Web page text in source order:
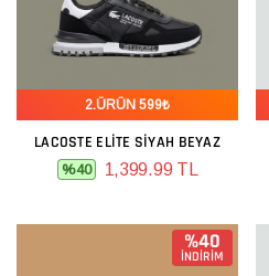
2.ÜRÜN 599₺
LACOSTE ELITE SIYAH BEYAZ
%40 1,399.99 TL
%40
İNDİRİM